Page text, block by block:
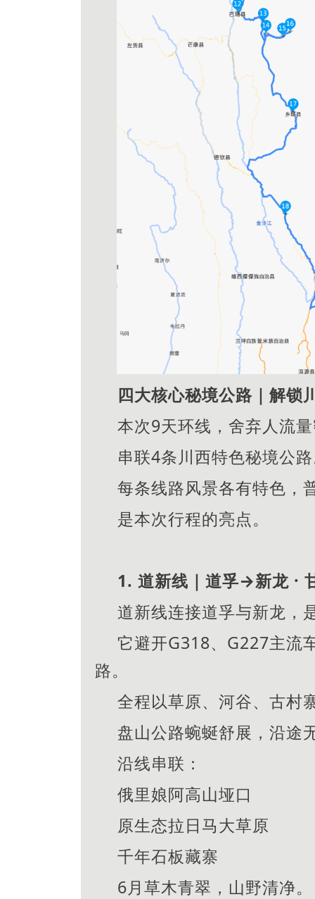
四大核心秘境公路｜解锁
本次9天环线，舍弃人流
串联4条川西特色秘境公
每条线路风景各有特色，
是本次行程的亮点。
1. 道新线｜道孚→新龙 ·
道新线连接道孚与新龙，
它避开G318、G227主流
路。
全程以草原、河谷、古村
盘山公路蜿蜒舒展，沿途
沿线串联：
俄里娘阿高山垭口
原生态拉日马大草原
千年石板藏寨
6月草木青翠，山野清净。